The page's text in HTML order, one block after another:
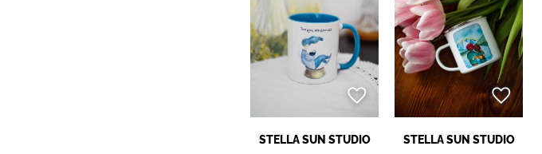
STELLA SUN STUDIO
STELLA SUN STUDIO